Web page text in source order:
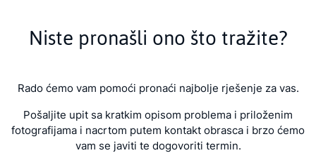
Niste pronašli ono što tražite?
Rado ćemo vam pomoći pronaći najbolje rješenje za vas.
Pošaljite upit sa kratkim opisom problema i priloženim
fotografijama i nacrtom putem kontakt obrasca i brzo ćemo
vam se javiti te dogovoriti termin.